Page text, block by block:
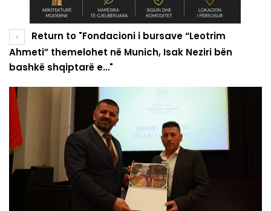
Return to "Fondacioni i bursave “Leotrim
Ahmeti” themelohet në Munich, Isak Neziri bën
bashkë shqiptarë e…"